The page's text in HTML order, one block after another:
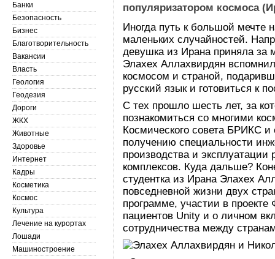
популяризатором космоса
Иногда путь к большой мечте
маленьких случайностей.
девушка из Ирана приняла за
Элахех Аллахвирдян
космосом и страной,
русский язык и готовиться к
С тех прошло шесть лет, за
познакомиться со многими
Космического совета БРИКС и
получению специальности
производства и эксплуатации
комплексов. Куда дальше?
студентка из Ирана Элахех
повседневной жизни двух
программе, участии в проекте
пациентов Unity и о личном
сотрудничества между
Банки
Безопасность
Бизнес
Благотворительность
Вакансии
Власть
Геология
Геодезия
Дороги
ЖКХ
Животные
Здоровье
Интернет
Кадры
Косметика
Космос
Культура
Лечение на курортах
Лошади
Машиностроение